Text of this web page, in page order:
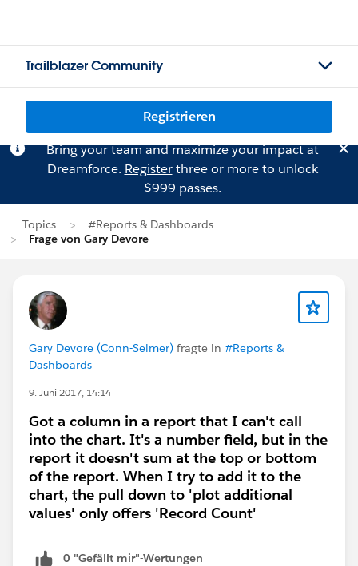
Trailblazer Community
Registrieren
Bring your team and maximize your impact at
Dreamforce. Registerthree or more to unlock
$999 passes.
Topics
#Reports & Dashboards
Frage von Gary Devore
Gary Devore (Conn-Selmer) fragte in #Reports &
Dashboards
9. Juni 2017, 14:14
Got a column in a report that I can't call
into the chart. It's a number field, but in the
report it doesn't sum at the top or bottom
of the report. When I try to add it to the
chart, the pull down to 'plot additional
values' only offers 'Record Count'
0 "Gefällt mir"-Wertungen